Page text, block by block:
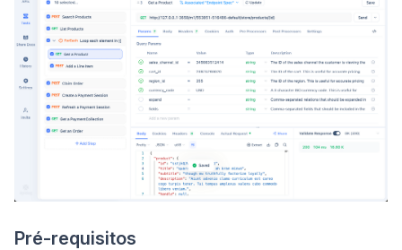
Pré-requisitos